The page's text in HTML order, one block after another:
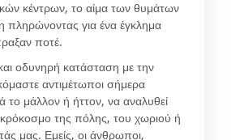
κέντρων, το αίμα των θυμάτων
πληρώνοντας για ένα έγκλημα
ποτέ.
οδυνηρή κατάσταση με την
αντιμέτωποι σήμερα
το μάλλον ή ήττον, να αναλυθεί
της πόλης, του χωριού ή
μας. Εμείς, οι άνθρωποι,